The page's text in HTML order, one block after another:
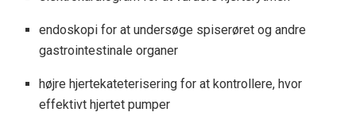
endoskopi for at undersøge spiserøret og andre
gastrointestinale organer
højre hjertekateterisering for at kontrollere, hvor
effektivt hjertet pumper